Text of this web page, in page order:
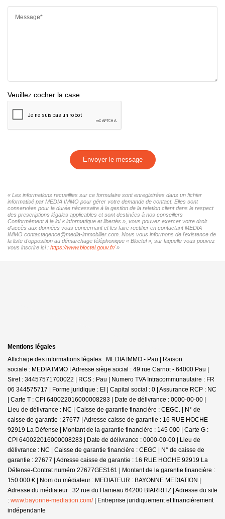
Message*
Veuillez cocher la case
Envoyer le message
« Les informations recueillies sur ce formulaire sont enregistrées dans un fichier
informatisé par MEDIA IMMO pour gérer votre demande de contact. Elles sont
conservées pour la durée nécessaire à la gestion de la relation client dans le respect
des prescriptions légales applicables et sont destinées à nos conseillers
Conformément à la loi « informatique et libertés », vous pouvez exercer votre droit
d'accès aux données vous concernant et les faire rectifier en contactant MEDIA
IMMO contactagence@media-immobilier.com. Nous vous informons de l'existence de
la liste d'opposition au démarchage téléphonique « Bloctel », sur laquelle vous pouvez
vous inscrire ici : https://www.bloctel.gouv.fr/»
Mentions légales
Affichage des informations légales : MEDIA IMMO - Pau | Raison
sociale : MEDIA IMMO | Adresse siège social : 49 rue Carnot - 64000 Pau |
Siret : 34457571700022 | RCS : Pau | Numero TVA Intracommunautaire : FR
06 344575717 | Forme juridique : EI | Capital social : 0 | Assurance RCP : NC
| Carte T : CPI 640022016000008283 | Date de délivrance : 0000-00-00 |
Lieu de délivrance : NC | Caisse de garantie financière : CEGC. | N° de
caisse de garantie : 27677 | Adresse caisse de garantie : 16 RUE HOCHE
92919 La Défense | Montant de la garantie financière : 145 000 | Carte G :
CPI 640022016000008283 | Date de délivrance : 0000-00-00 | Lieu de
délivrance : NC | Caisse de garantie financière : CEGC | N° de caisse de
garantie : 27677 | Adresse caisse de garantie : 16 RUE HOCHE 92919 La
Défense-Contrat numéro 27677GES161 | Montant de la garantie financière :
150.000 € | Nom du médiateur : MEDIATEUR : BAYONNE MEDIATION |
Adresse du médiateur : 32 rue du Hameau 64200 BIARRITZ | Adresse du site
: www.bayonne-mediation.com/| Entreprise juridiquement et financièrement
indépendante